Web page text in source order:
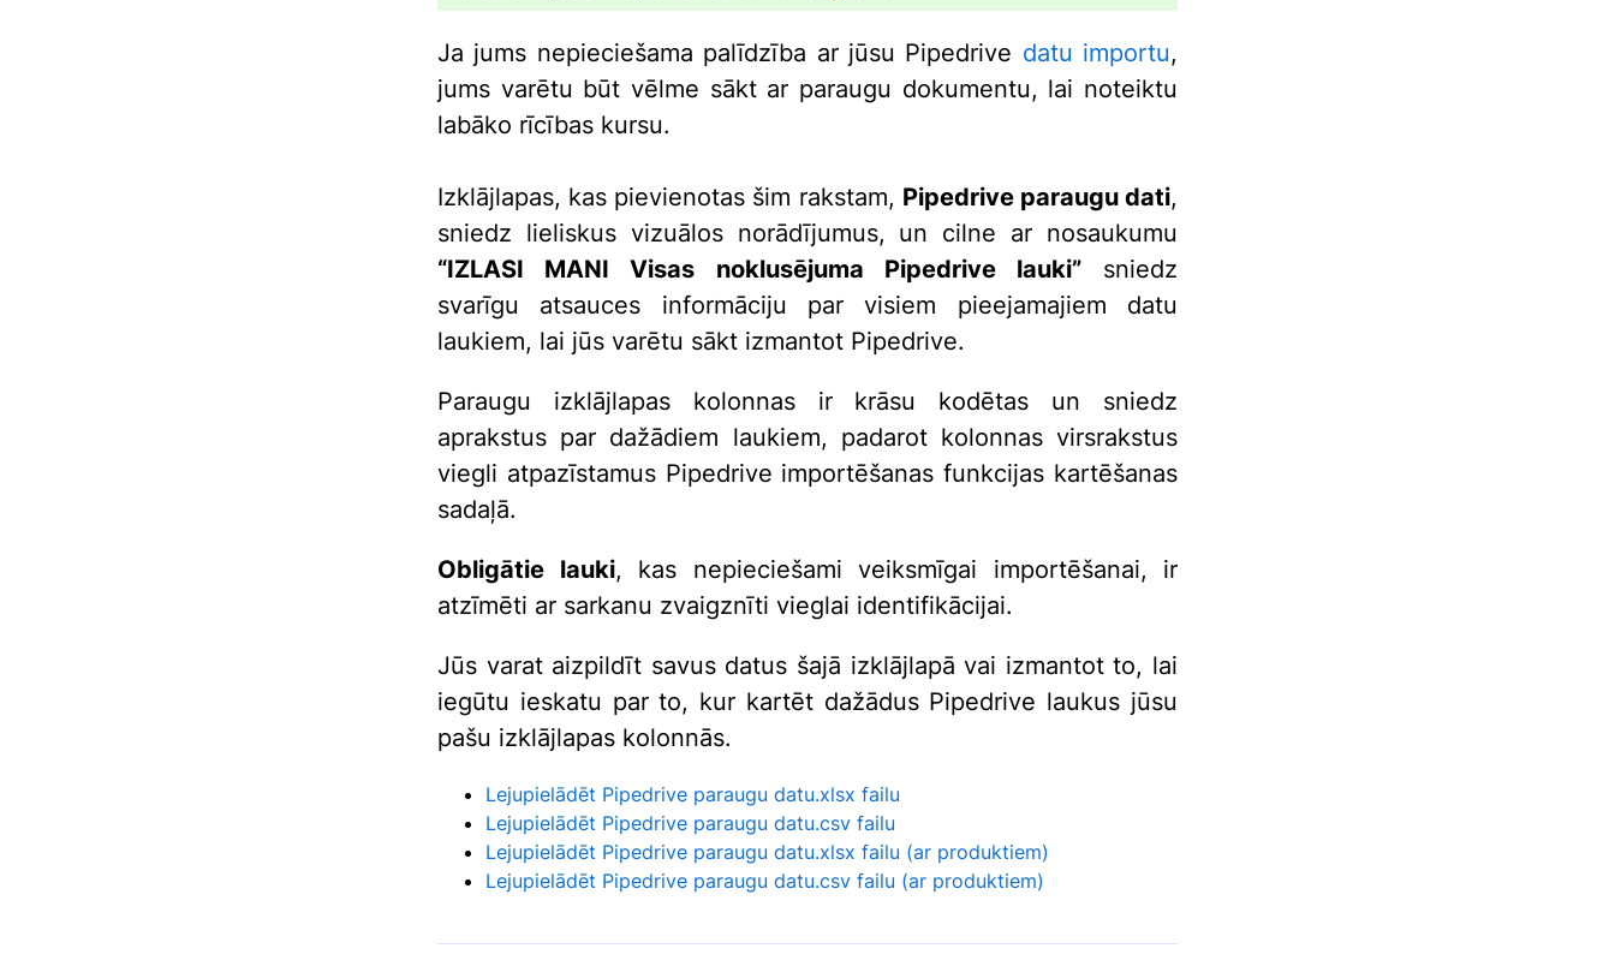
Ja jums nepieciešama palīdzība ar jūsu Pipedrive datu importu,
jums varētu būt vēlme sākt ar paraugu dokumentu, lai noteiktu
labāko rīcības kursu.
Izklājlapas, kas pievienotas šim rakstam, Pipedrive paraugu dati,
sniedz lieliskus vizuālos norādījumus, un cilne ar nosaukumu
“IZLASI MANI Visas noklusējuma Pipedrive lauki”sniedz
svarīgu atsauces informāciju par visiem pieejamajiem datu
laukiem, lai jūs varētu sākt izmantot Pipedrive.
Paraugu izklājlapas kolonnas ir krāsu kodētas un sniedz
aprakstus par dažādiem laukiem, padarot kolonnas virsrakstus
viegli atpazīstamus Pipedrive importēšanas funkcijas kartēšanas
sadaļā.
Obligātie lauki, kas nepieciešami veiksmīgai importēšanai, ir
atzīmēti ar sarkanu zvaigznīti vieglai identifikācijai.
Jūs varat aizpildīt savus datus šajā izklājlapā vai izmantot to, lai
iegūtu ieskatu par to, kur kartēt dažādus Pipedrive laukus jūsu
pašu izklājlapas kolonnās.
Lejupielādēt Pipedrive paraugu datu.xlsx failu
Lejupielādēt Pipedrive paraugu datu.csv failu
Lejupielādēt Pipedrive paraugu datu.xlsx failu (ar produktiem)
Lejupielādēt Pipedrive paraugu datu.csv failu (ar produktiem)